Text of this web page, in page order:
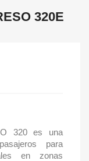
320E
320 es una
para
en zonas